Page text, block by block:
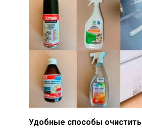
Удобные способы очистить